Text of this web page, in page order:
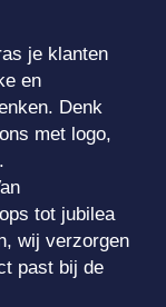
je klanten
en
Denk
met logo,
tot jubilea
wij verzorgen
past bij de